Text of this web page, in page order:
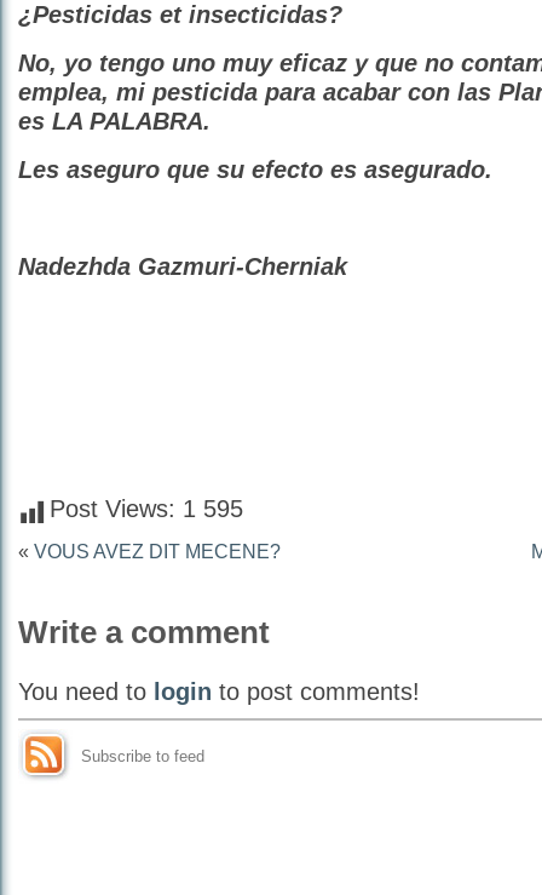
¿Pesticidas et insecticidas?
No, yo tengo uno muy eficaz y que no
emplea, mi pesticida para acabar con las
es LA PALABRA.
Les aseguro que su efecto es asegurado.
Nadezhda Gazmuri-Cherniak
Post Views: 1 595
« VOUS AVEZ DIT MECENE?
Write a comment
You need to login to post comments!
Subscribe to feed